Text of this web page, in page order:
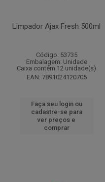
Limpador Ajax Fresh 500ml
Código: 53735
Embalagem: Unidade
Caixa contém 12 unidade(s)
EAN: 7891024120705
Faça seu login ou
cadastre-se para
ver preços e
comprar